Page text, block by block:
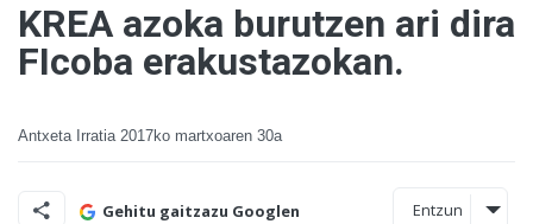
KREA azoka burutzen ari dira
FIcoba erakustazokan.
Antxeta Irratia 2017ko martxoaren 30a
Gehitu gaitzazu Googlen Entzun